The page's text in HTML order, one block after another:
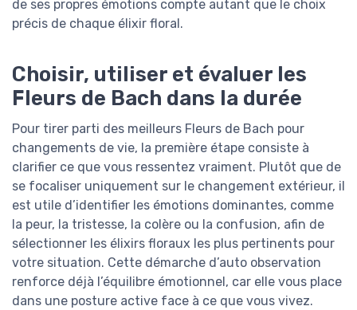
de ses propres émotions compte autant que le choix
précis de chaque élixir floral.
Choisir, utiliser et évaluer les
Fleurs de Bach dans la durée
Pour tirer parti des meilleurs Fleurs de Bach pour
changements de vie, la première étape consiste à
clarifier ce que vous ressentez vraiment. Plutôt que de
se focaliser uniquement sur le changement extérieur, il
est utile d’identifier les émotions dominantes, comme
la peur, la tristesse, la colère ou la confusion, afin de
sélectionner les élixirs floraux les plus pertinents pour
votre situation. Cette démarche d’auto observation
renforce déjà l’équilibre émotionnel, car elle vous place
dans une posture active face à ce que vous vivez.